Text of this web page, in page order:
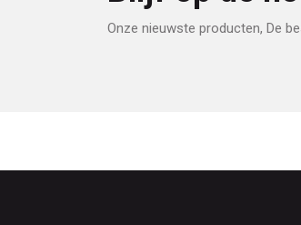
Onze nieuwste producten, De